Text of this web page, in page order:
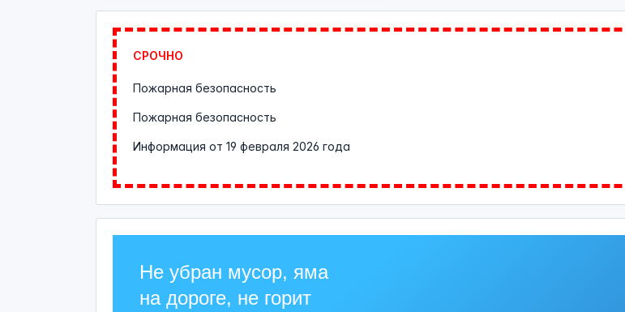
СРОЧНО
Пожарная безопасность
Пожарная безопасность
Информация от 19 февраля 2026 года
Не убран мусор, яма
на дороге, не горит